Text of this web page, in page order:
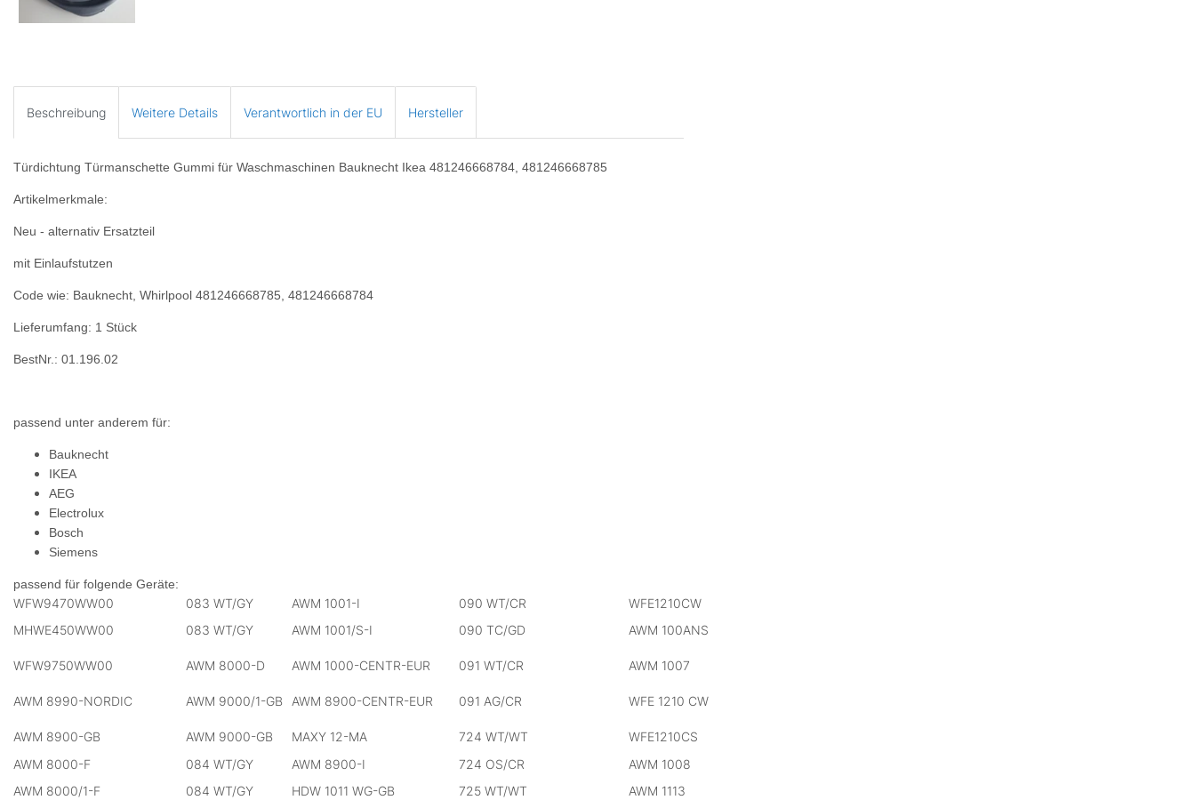
Beschreibung Weitere Details Verantwortlich in der EU Hersteller
Türdichtung Türmanschette Gummi für Waschmaschinen Bauknecht Ikea 481246668784, 481246668785
Artikelmerkmale:
Neu - alternativ Ersatzteil
mit Einlaufstutzen
Code wie: Bauknecht, Whirlpool 481246668785, 481246668784
Lieferumfang: 1 Stück
BestNr.: 01.196.02
passend unter anderem für:
Bauknecht
IKEA
AEG
Electrolux
Bosch
Siemens
passend für folgende Geräte:
WFW9470WW00 083 WT/GY AWM 1001-I 090 WT/CR
WFE1210CW
MHWE450WW00
083 WT/GY AWM 1001/S-I 090 TC/GD AWM 100ANS
WFW9750WW00 AWM 8000-D AWM 1000-CENTR-EUR 091 WT/CR AWM 1007
AWM 8990-NORDIC AWM 9000/1-GB AWM 8900-CENTR-EUR 091 AG/CR WFE 1210 CW
AWM 8900-GB AWM 9000-GB MAXY 12-MA 724 WT/WT
WFE1210CS
AWM 8000-F
084 WT/GY AWM 8900-I 724 OS/CR
AWM 1008
AWM 8000/1-F
084 WT/GY HDW 1011 WG-GB 725 WT/WT AWM 1113